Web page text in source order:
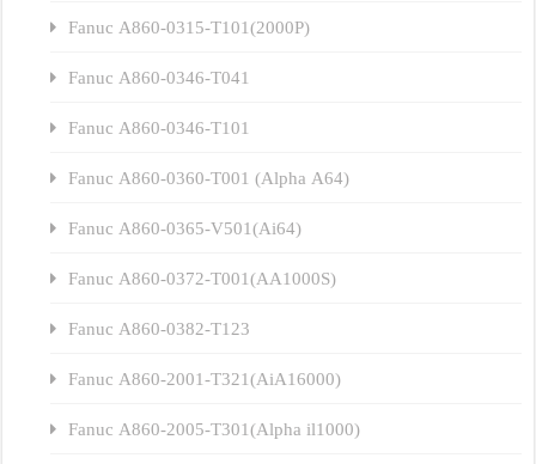
Fanuc A860-0315-T101(2000P)
Fanuc A860-0346-T041
Fanuc A860-0346-T101
Fanuc A860-0360-T001 (Alpha A64)
Fanuc A860-0365-V501(Ai64)
Fanuc A860-0372-T001(AA1000S)
Fanuc A860-0382-T123
Fanuc A860-2001-T321(AiA16000)
Fanuc A860-2005-T301(Alpha il1000)